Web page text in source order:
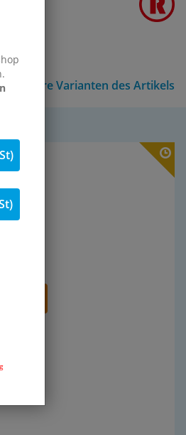
Andere Varianten des Artikels
Stk.